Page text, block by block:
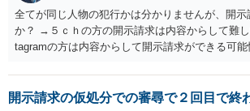
全てが同じ人物の犯行かは分かりませんが、開示
か？ →５ｃｈの方の開示請求は内容からして難
tagramの方は内容からして開示請求ができる可
いでしょう。７月中にアカウントが削除されて
ても失敗する可能性が高いように思われます。 相
開示請求の仮処分での審尋で２回目で終